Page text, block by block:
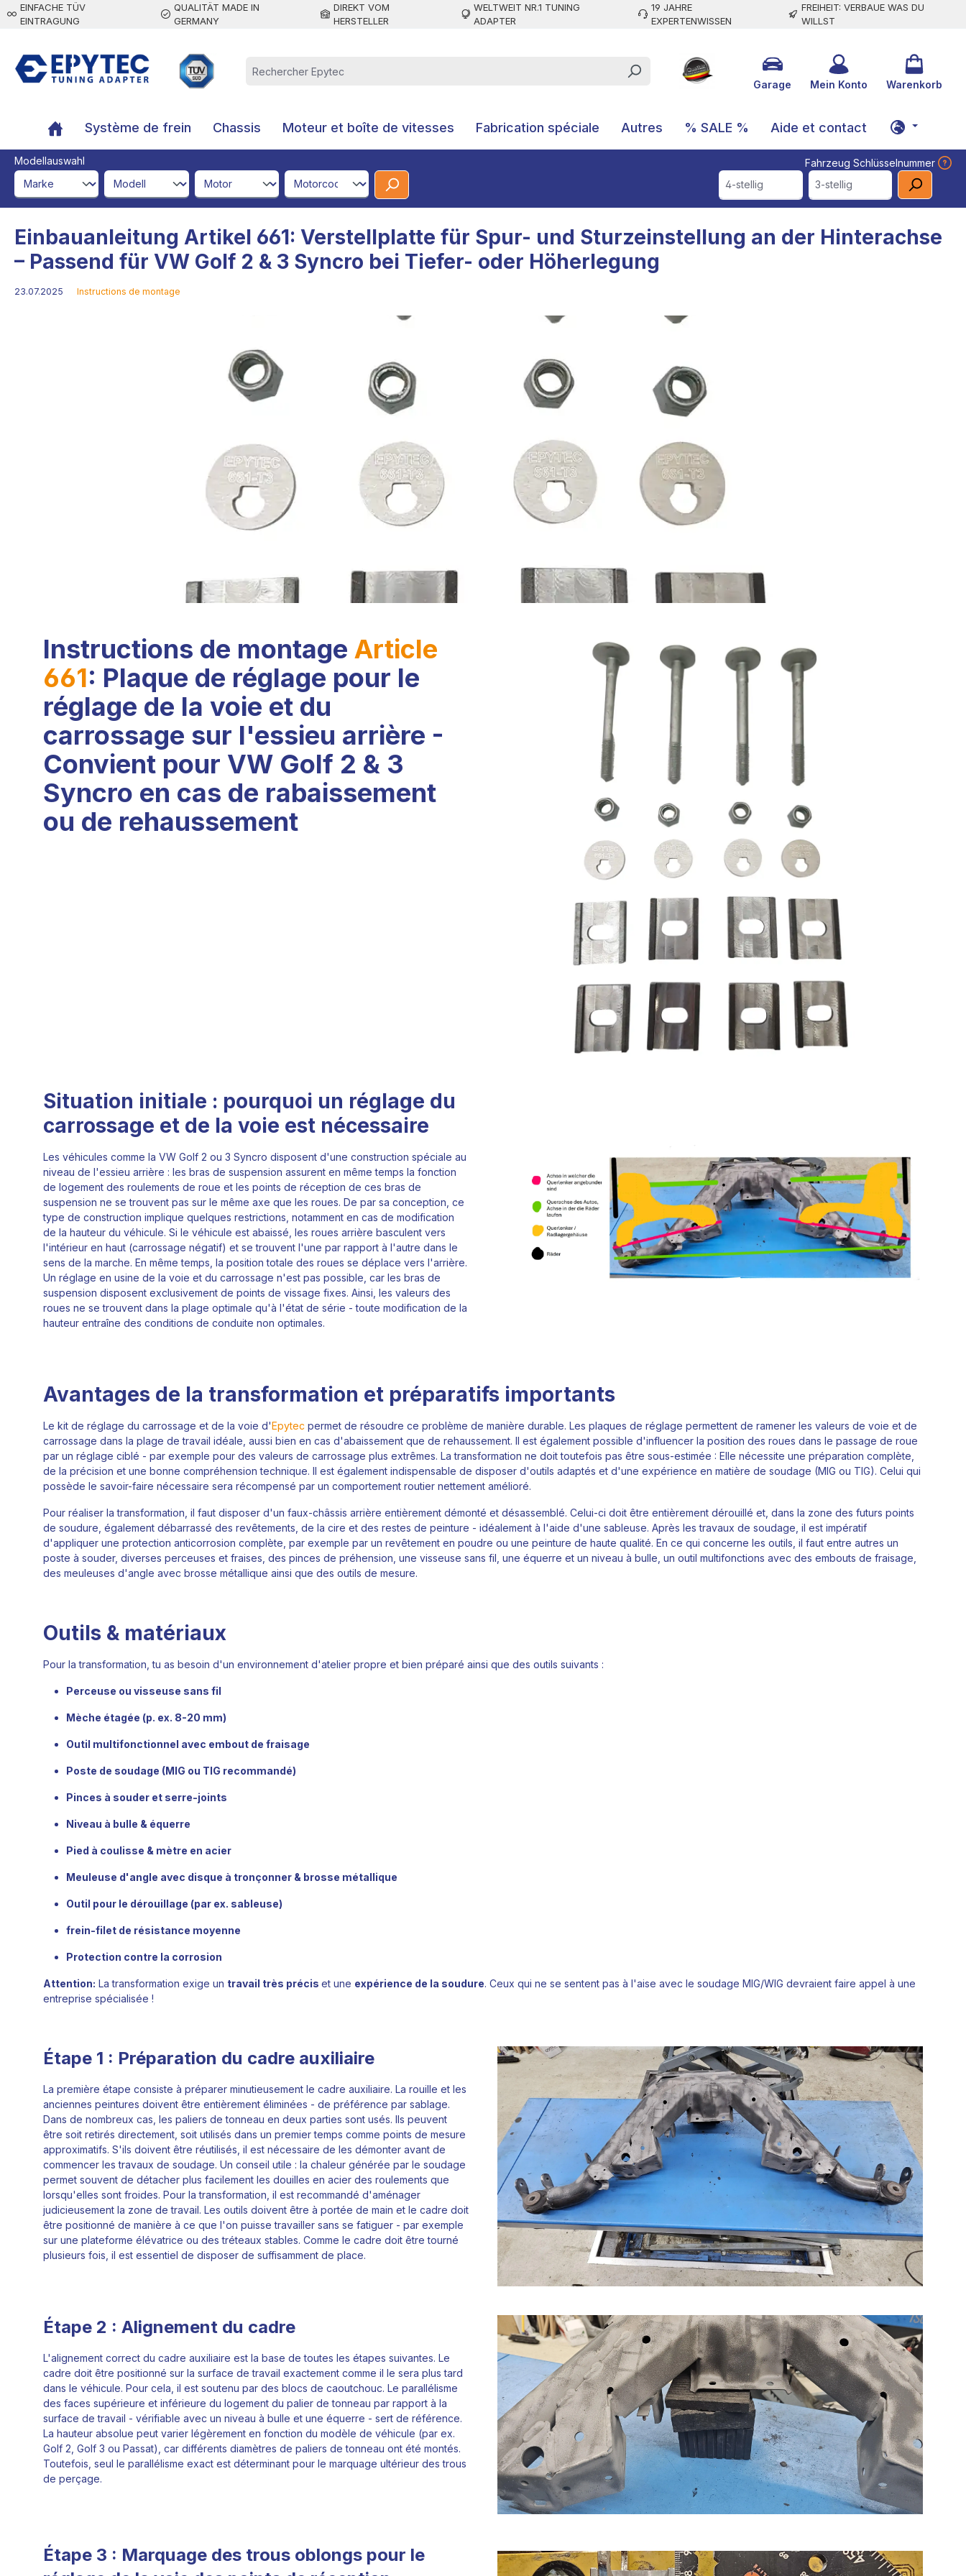
principal
EINFACHE TÜV
EINTRAGUNG
QUALITÄT MADE IN
GERMANY
DIREKT VOM
HERSTELLER
WELTWEIT NR.1 TUNING
ADAPTER
19 JAHRE
EXPERTENWISSEN
FREIHEIT: VERBAUE WAS DU
WILLST
Garage Mein Konto Warenkorb
Système de frein Chassis Moteur et boîte de vitesses Fabrication spéciale Autres % SALE % Aide et contact
Modellauswahl
Fahrzeug Schlüsselnummer
brandId
modelId engineId engineCodeId 4-stellig 3-stellig
Einbauanleitung Artikel 661: Verstellplatte für Spur- und Sturzeinstellung an der Hinterachse
– Passend für VW Golf 2 & 3 Syncro bei Tiefer- oder Höherlegung
23.07.2025 Instructions de montage
Instructions de montage Article
661: Plaque de réglage pour le
réglage de la voie et du
carrossage sur l'essieu arrière -
Convient pour VW Golf 2 & 3
Syncro en cas de rabaissement
ou de rehaussement
Situation initiale : pourquoi un réglage du
carrossage et de la voie est nécessaire
Les véhicules comme la VW Golf 2 ou 3 Syncro disposent d'une construction spéciale au
niveau de l'essieu arrière : les bras de suspension assurent en même temps la fonction
de logement des roulements de roue et les points de réception de ces bras de
suspension ne se trouvent pas sur le même axe que les roues. De par sa conception, ce
type de construction implique quelques restrictions, notamment en cas de modification
de la hauteur du véhicule. Si le véhicule est abaissé, les roues arrière basculent vers
l'intérieur en haut (carrossage négatif) et se trouvent l'une par rapport à l'autre dans le
sens de la marche. En même temps, la position totale des roues se déplace vers l'arrière.
Un réglage en usine de la voie et du carrossage n'est pas possible, car les bras de
suspension disposent exclusivement de points de vissage fixes. Ainsi, les valeurs des
roues ne se trouvent dans la plage optimale qu'à l'état de série - toute modification de la
hauteur entraîne des conditions de conduite non optimales.
Avantages de la transformation et préparatifs importants
Le kit de réglage du carrossage et de la voie d'Epytec permet de résoudre ce problème de manière durable. Les plaques de réglage permettent de ramener les valeurs de voie et de
carrossage dans la plage de travail idéale, aussi bien en cas d'abaissement que de rehaussement. Il est également possible d'influencer la position des roues dans le passage de roue
par un réglage ciblé - par exemple pour des valeurs de carrossage plus extrêmes. La transformation ne doit toutefois pas être sous-estimée : Elle nécessite une préparation complète,
de la précision et une bonne compréhension technique. Il est également indispensable de disposer d'outils adaptés et d'une expérience en matière de soudage (MIG ou TIG). Celui qui
possède le savoir-faire nécessaire sera récompensé par un comportement routier nettement amélioré.
Pour réaliser la transformation, il faut disposer d'un faux-châssis arrière entièrement démonté et désassemblé. Celui-ci doit être entièrement dérouillé et, dans la zone des futurs points
de soudure, également débarrassé des revêtements, de la cire et des restes de peinture - idéalement à l'aide d'une sableuse. Après les travaux de soudage, il est impératif
d'appliquer une protection anticorrosion complète, par exemple par un revêtement en poudre ou une peinture de haute qualité. En ce qui concerne les outils, il faut entre autres un
poste à souder, diverses perceuses et fraises, des pinces de préhension, une visseuse sans fil, une équerre et un niveau à bulle, un outil multifonctions avec des embouts de fraisage,
des meuleuses d'angle avec brosse métallique ainsi que des outils de mesure.
Outils & matériaux
Pour la transformation, tu as besoin d'un environnement d'atelier propre et bien préparé ainsi que des outils suivants :
Perceuse ou visseuse sans fil
Mèche étagée (p. ex. 8-20 mm)
Outil multifonctionnel avec embout de fraisage
Poste de soudage (MIG ou TIG recommandé)
Pinces à souder et serre-joints
Niveau à bulle & équerre
Pied à coulisse & mètre en acier
Meuleuse d'angle avec disque à tronçonner & brosse métallique
Outil pour le dérouillage (par ex. sableuse)
frein-filet de résistance moyenne
Protection contre la corrosion
Attention: La transformation exige un travail très précis et une expérience de la soudure. Ceux qui ne se sentent pas à l'aise avec le soudage MIG/WIG devraient faire appel à une
entreprise spécialisée !
Étape 1 : Préparation du cadre auxiliaire
La première étape consiste à préparer minutieusement le cadre auxiliaire. La rouille et les
anciennes peintures doivent être entièrement éliminées - de préférence par sablage.
Dans de nombreux cas, les paliers de tonneau en deux parties sont usés. Ils peuvent
être soit retirés directement, soit utilisés dans un premier temps comme points de mesure
approximatifs. S'ils doivent être réutilisés, il est nécessaire de les démonter avant de
commencer les travaux de soudage. Un conseil utile : la chaleur générée par le soudage
permet souvent de détacher plus facilement les douilles en acier des roulements que
lorsqu'elles sont froides. Pour la transformation, il est recommandé d'aménager
judicieusement la zone de travail. Les outils doivent être à portée de main et le cadre doit
être positionné de manière à ce que l'on puisse travailler sans se fatiguer - par exemple
sur une plateforme élévatrice ou des tréteaux stables. Comme le cadre doit être tourné
plusieurs fois, il est essentiel de disposer de suffisamment de place.
Étape 2 : Alignement du cadre
L'alignement correct du cadre auxiliaire est la base de toutes les étapes suivantes. Le
cadre doit être positionné sur la surface de travail exactement comme il le sera plus tard
dans le véhicule. Pour cela, il est soutenu par des blocs de caoutchouc. Le parallélisme
des faces supérieure et inférieure du logement du palier de tonneau par rapport à la
surface de travail - vérifiable avec un niveau à bulle et une équerre - sert de référence.
La hauteur absolue peut varier légèrement en fonction du modèle de véhicule (par ex.
Golf 2, Golf 3 ou Passat), car différents diamètres de paliers de tonneau ont été montés.
Toutefois, seul le parallélisme exact est déterminant pour le marquage ultérieur des trous
de perçage.
Étape 3 : Marquage des trous oblongs pour le